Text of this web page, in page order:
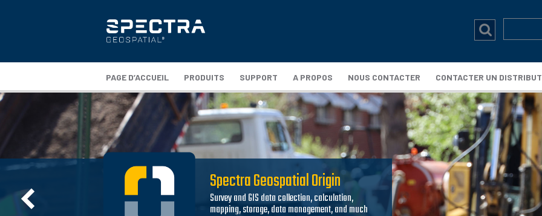
PAGE D’ACCUEIL PRODUITS SUPPORT A PROPOS NOUS CONTACTER CONTACTER UN
Spectra Geospatial Origin
Survey and GIS data collection, calculation,
mapping, storage, data management, and much